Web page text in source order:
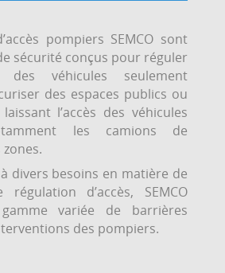
pompiers SEMCO sont
sécurité conçus pour réguler
véhicules seulement
des espaces publics ou
l’accès des véhicules
les camions de
divers besoins en matière de
d’accès, SEMCO
variée de barrières
des pompiers.